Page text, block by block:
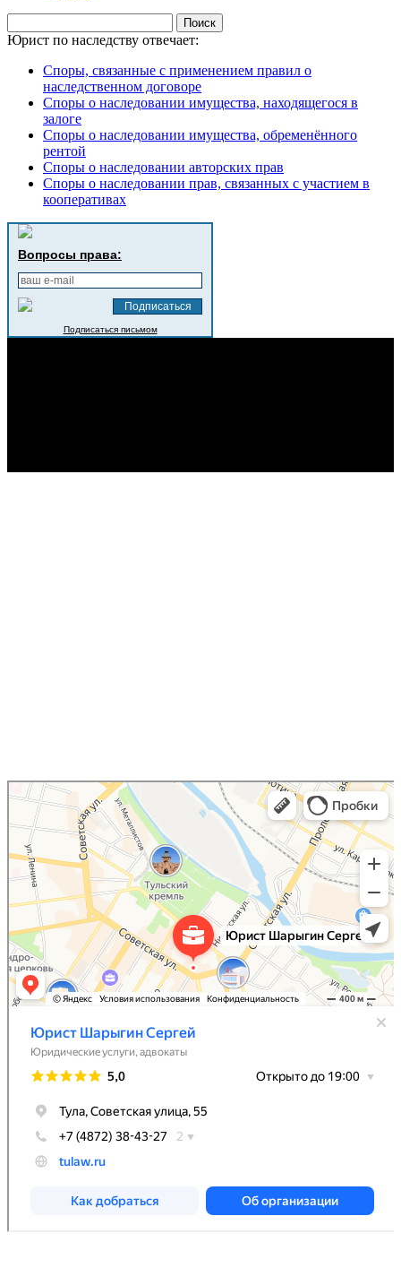
Юрист по наследству отвечает:
Споры, связанные с применением правил о
наследственном договоре
Споры о наследовании имущества, находящегося в
залоге
Споры о наследовании имущества, обременённого
рентой
Споры о наследовании авторских прав
Споры о наследовании прав, связанных с участием в
кооперативах
Вопросы права:
Подписаться письмом
Юрист Шарыгин Сергей
Юридические услуги в Туле